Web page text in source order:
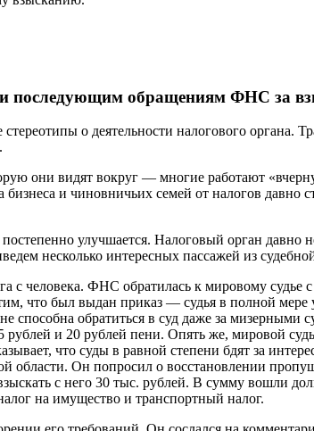
и последующим обращениям ФНС за
о деятельности налогового органа.
они видят вокруг — многие работают
и чиновничьих семей от налогов давно
улучшается. Налоговый орган давно
несколько интересных пассажей из
с человека. ФНС обратилась к мировому судье
что был выдан приказ — судья в полной мере
обратиться в суд даже за мизерными
и 20 рублей пени. Опять же, мировой
что суды в равной степени бдят за
области. Он попросил о восстановлении
с него 30 тыс. рублей. В сумму вошли
на имущество и транспортный налог.